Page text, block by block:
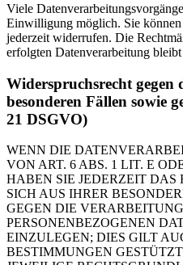
Viele
Einwilligung möglich. Sie
jederzeit widerrufen. Die
erfolgten Datenverarbeitung
Widerspruchsrecht gegen
besonderen Fällen sowie
21 DSGVO)
WENN DIE
VON ART. 6 ABS. 1 LIT. E
HABEN SIE JEDERZEIT DAS
SICH AUS IHRER
GEGEN DIE
PERSONENBEZOGENEN
EINZULEGEN; DIES GILT
BESTIMMUNGEN